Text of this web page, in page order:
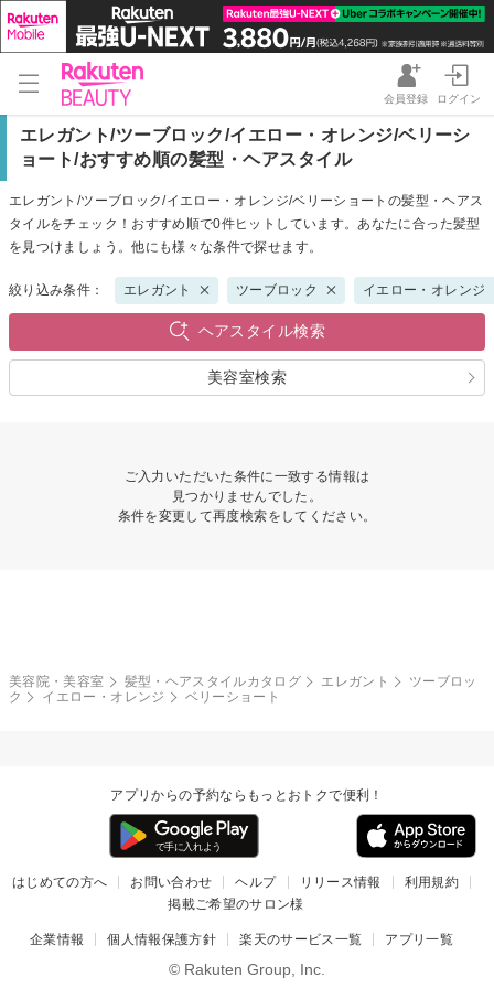
会員登録 ログイン
エレガント/ツーブロック/イエロー・オレンジ/ベリーシ
ョート/おすすめ順の髪型・ヘアスタイル
エレガント/ツーブロック/イエロー・オレンジ/ベリーショートの髪型・ヘアス
タイルをチェック！おすすめ順で0件ヒットしています。あなたに合った髪型
を見つけましょう。他にも様々な条件で探せます。
絞り込み条件： エレガント ツーブロック イエロー・オレンジ
ヘアスタイル検索
美容室検索
ご入力いただいた条件に一致する情報は
見つかりませんでした。
条件を変更して再度検索をしてください。
美容院・美容室 髪型・ヘアスタイルカタログ エレガント
ツーブロッ
ク
イエロー・オレンジ ベリーショート
アプリからの予約ならもっとおトクで便利！
はじめての方へ お問い合わせ ヘルプ リリース情報
利用規約
掲載ご希望のサロン様
企業情報 個人情報保護方針 楽天のサービス一覧 アプリ一覧
© Rakuten Group, Inc.